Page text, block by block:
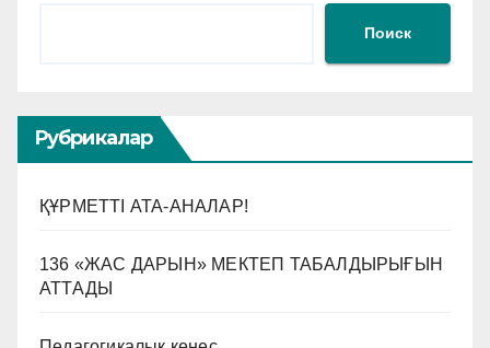
Поиск
Рубрикалар
ҚҰРМЕТТІ АТА-АНАЛАР!
136 «ЖАС ДАРЫН» МЕКТЕП ТАБАЛДЫРЫҒЫН
АТТАДЫ